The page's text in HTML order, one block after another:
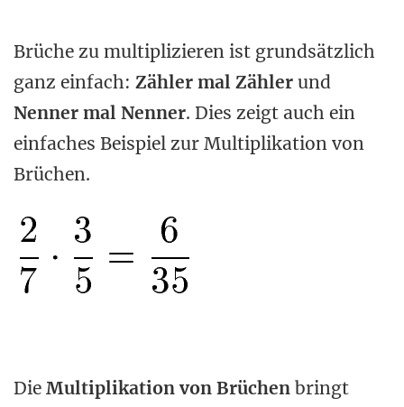
Brüche zu multiplizieren ist grundsätzlich
ganz einfach: Zähler mal Zähler und
Nenner mal Nenner. Dies zeigt auch ein
einfaches Beispiel zur Multiplikation von
Brüchen.
Die Multiplikation von Brüchen bringt